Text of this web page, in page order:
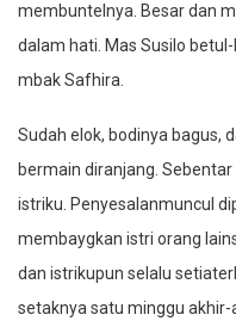
membuntelnya. Besar dan
dalam hati. Mas Susilo
mbak Safhira.
Sudah elok, bodinya bagus,
bermain diranjang.
istriku. Penyesalanmuncul
membaygkan istri orang
dan istrikupun selalu
setaknya satu minggu